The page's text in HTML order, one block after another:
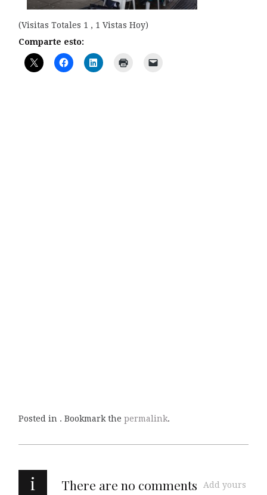
(Visitas Totales 1 , 1 Vistas Hoy)
Comparte esto:
Posted in . Bookmark the permalink.
i There are no comments Add yours